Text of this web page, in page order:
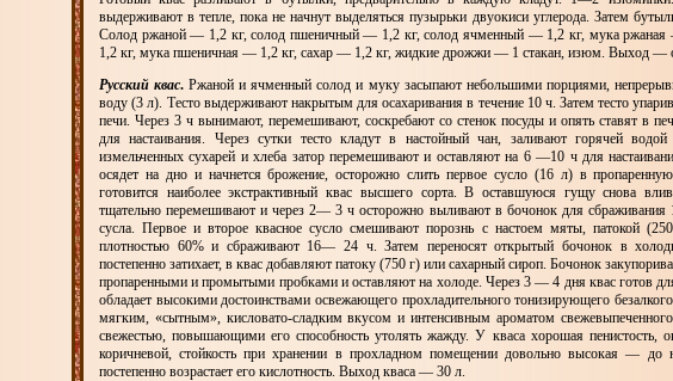
выдерживают в тепле, пока не начнут выделяться пузырьки двуокиси углерода. Затем
Солод ржаной — 1,2 кг, солод пшеничный — 1,2 кг, солод ячменный — 1,2 кг, мука
1,2 кг, мука пшеничная — 1,2 кг, сахар — 1,2 кг, жидкие дрожжи — 1 стакан, изюм. Выход —
Русский квас. Ржаной и ячменный солод и муку засыпают небольшими порциями,
воду (3 л). Тесто выдерживают накрытым для осахаривания в течение 10 ч. Затем тесто
печи. Через 3 ч вынимают, перемешивают, соскребают со стенок посуды и опять ставят в
для настаивания. Через сутки тесто кладут в настойный чан, заливают горячей
измельченных сухарей и хлеба затор перемешивают и оставляют на 6 —10 ч для
осядет на дно и начнется брожение, осторожно слить первое сусло (16 л) в
готовится наиболее экстрактивный квас высшего сорта. В оставшуюся гущу снова
тщательно перемешивают и через 2— 3 ч осторожно выливают в бочонок для сбраживания
сусла. Первое и второе квасное сусло смешивают порознь с настоем мяты, патокой
плотностью 60% и сбраживают 16— 24 ч. Затем переносят открытый бочонок в
постепенно затихает, в квас добавляют патоку (750 г) или сахарный сироп. Бочонок
пропаренными и промытыми пробками и оставляют на холоде. Через 3 — 4 дня квас готов
обладает высокими достоинствами освежающего прохладительного тонизирующего
мягким, «сытным», кисловато-сладким вкусом и интенсивным ароматом
свежестью, повышающими его способность утолять жажду. У кваса хорошая пенистость,
коричневой, стойкость при хранении в прохладном помещении довольно высокая — до
постепенно возрастает его кислотность. Выход кваса — 30 л.